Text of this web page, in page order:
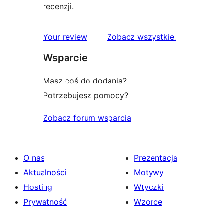
recenzji.
Your review Zobacz wszystkierecenzje
.
Wsparcie
Masz coś do dodania?
Potrzebujesz pomocy?
Zobacz forum wsparcia
O nas
Aktualności
Hosting
Prywatność
Prezentacja
Motywy
Wtyczki
Wzorce